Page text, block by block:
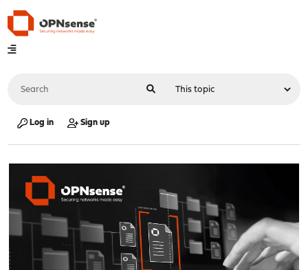
Log in Sign up